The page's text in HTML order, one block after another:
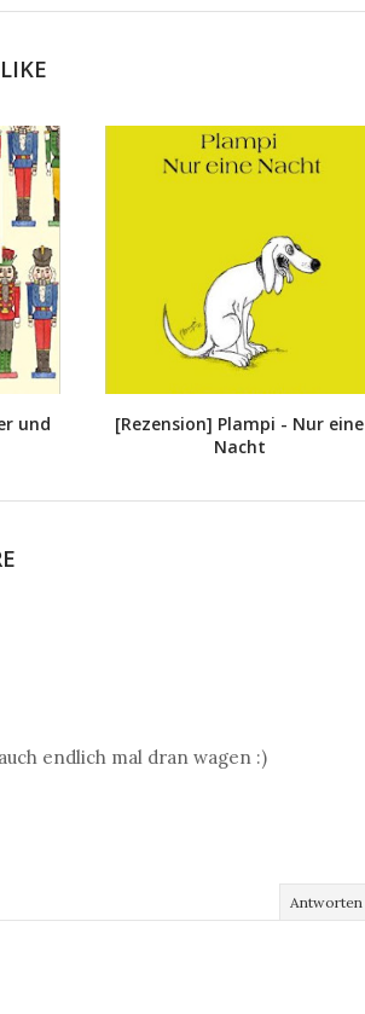
und
[Rezension] Plampi - Nur eine
Nacht
endlich mal dran wagen :)
Antworten